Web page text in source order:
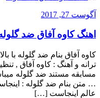
آگوست 27, 2017
اهنگ کاوه آفاق ضد
ترانه و آهنگ : کاوه آفاق ,
مسابقه مستند ضد گلوله
… متن بنام ضد گلوله :
عالم اینجاست […]